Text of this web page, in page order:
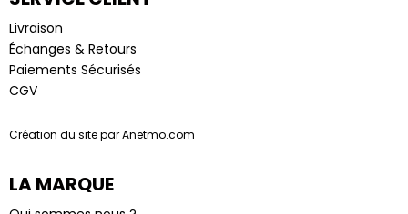
Livraison
Échanges & Retours
Paiements Sécurisés
CGV
Création du site par Anetmo.com
LA MARQUE